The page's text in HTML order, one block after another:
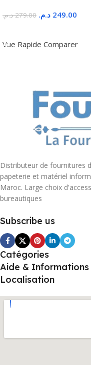
279.00 د.م. 249.00 د.م.
Vue Rapide Comparer
Distributeur de fournitures
papeterie et matériel
Maroc. Large choix
bureautiques
Subscribe us
Catégories
Aide & Informations
Localisation